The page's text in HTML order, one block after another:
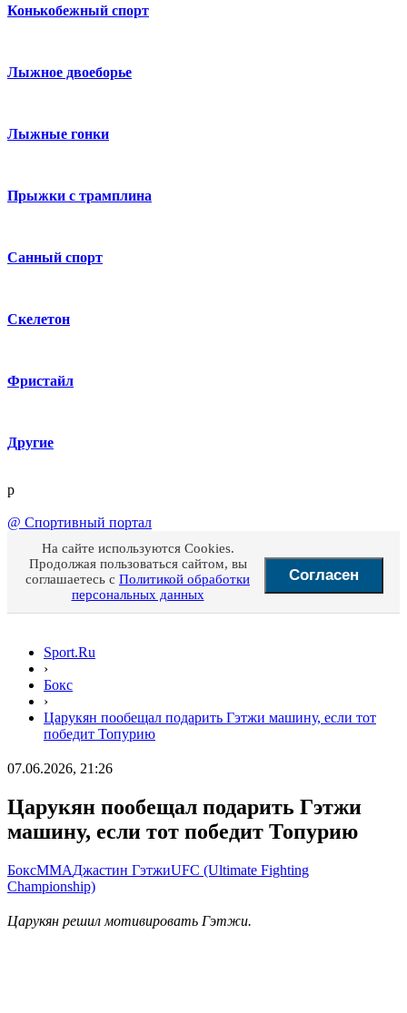
Конькобежный спорт
Лыжное двоеборье
Лыжные гонки
Прыжки с трамплина
Санный спорт
Скелетон
Фристайл
Другие
p
@ Спортивный портал
На сайте используются Cookies.
Продолжая пользоваться сайтом, вы
соглашаетесь с Политикой обработки
персональных данных
Согласен
Sport.Ru
›
Бокс
›
Царукян пообещал подарить Гэтжи машину, если тот
победит Топурию
07.06.2026, 21:26
Царукян пообещал подарить Гэтжи
машину, если тот победит Топурию
БоксММАДжастин ГэтжиUFC (Ultimate Fighting
Championship)
Царукян решил мотивировать Гэтжи.